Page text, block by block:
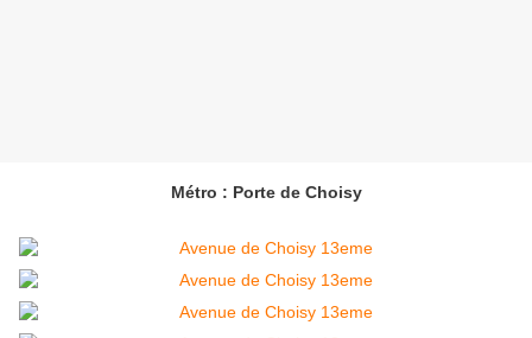
Métro : Porte de Choisy